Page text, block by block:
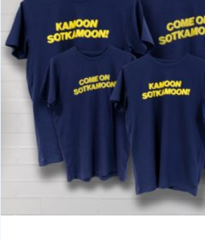
muunnelma.
Voit
tehdä
valinnat
tuotteen
sivulla.